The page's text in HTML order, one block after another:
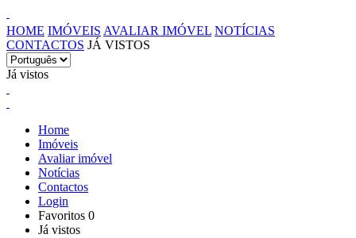
HOME IMÓVEIS AVALIAR IMÓVEL NOTÍCIAS
CONTACTOS JÁ VISTOS
Já vistos
Home
Imóveis
Avaliar imóvel
Notícias
Contactos
Login
Favoritos 0
Já vistos